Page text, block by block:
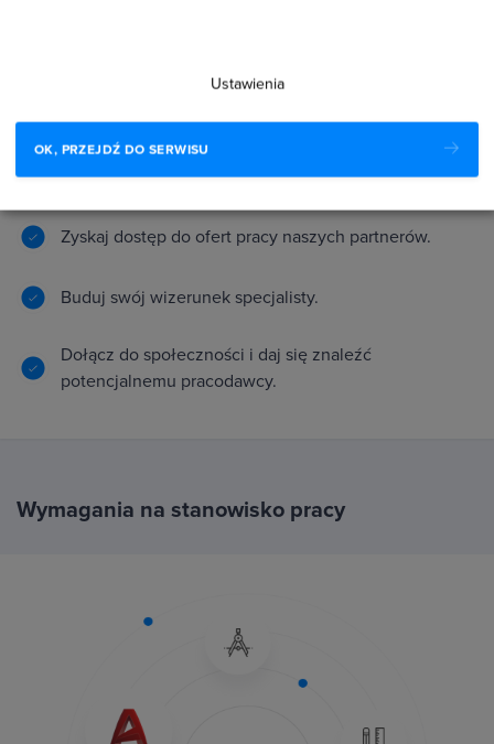
Zyskaj dostęp do ofert pracy naszych partnerów.
Buduj swój wizerunek specjalisty.
Dołącz do społeczności i daj się znaleźć
potencjalnemu pracodawcy.
Wymagania na stanowisko pracy
Ustawienia
OK, PRZEJDŹ DO SERWISU